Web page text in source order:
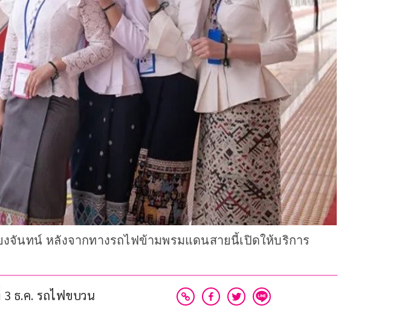
จันทน์ หลังจากทางรถไฟข้ามพรมแดนสายนี้เปิดให้บริการ
3 ธ.ค. รถไฟขบวน